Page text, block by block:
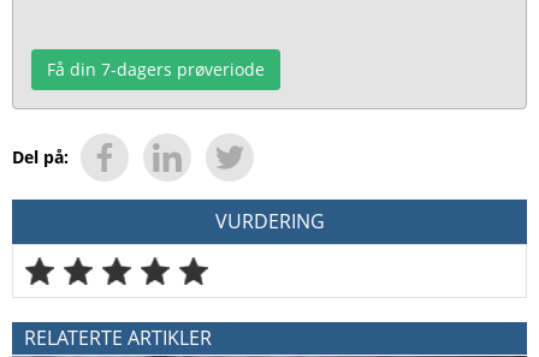
Få din 7-dagers prøveriode
Del på:
VURDERING
RELATERTE ARTIKLER